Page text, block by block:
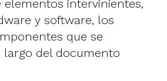
elementos intervinientes,
y software, los
que se
largo del documento